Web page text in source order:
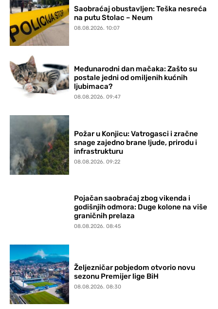
Saobraćaj obustavljen: Teška nesreća
na putu Stolac – Neum
08.08.2026. 10:07
Međunarodni dan mačaka: Zašto su
postale jedni od omiljenih kućnih
ljubimaca?
08.08.2026. 09:47
Požar u Konjicu: Vatrogasci i zračne
snage zajedno brane ljude, prirodu i
infrastrukturu
08.08.2026. 09:22
Pojačan saobraćaj zbog vikenda i
godišnjih odmora: Duge kolone na više
graničnih prelaza
08.08.2026. 08:45
Željezničar pobjedom otvorio novu
sezonu Premijer lige BiH
08.08.2026. 08:30